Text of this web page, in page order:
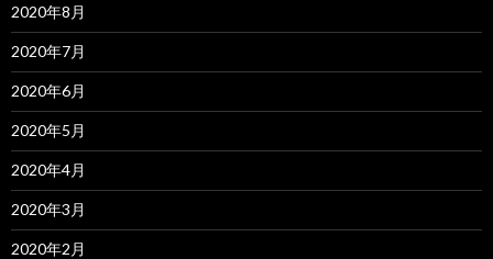
2020年8月
2020年7月
2020年6月
2020年5月
2020年4月
2020年3月
2020年2月